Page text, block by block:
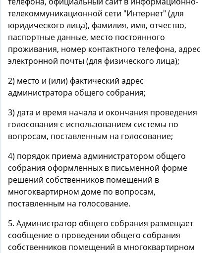
телекоммуникационной сети "Интернет" (для
юридического лица), фамилия, имя, отчество,
паспортные данные, место постоянного
проживания, номер контактного телефона, адрес
электронной почты (для физического лица);
2) место и (или) фактический адрес
администратора общего собрания;
3) дата и время начала и окончания проведения
голосования с использованием системы по
вопросам, поставленным на голосование;
4) порядок приема администратором общего
собрания оформленных в письменной форме
решений собственников помещений в
многоквартирном доме по вопросам,
поставленным на голосование.
5. Администратор общего собрания размещает
сообщение о проведении общего собрания
собственников помещений в многоквартирном